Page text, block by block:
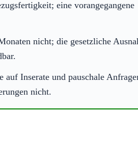
eine vorangegangene
nicht; die gesetzliche
auf Inserate und pauschale
nicht.